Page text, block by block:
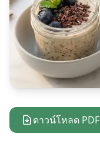
ดาวน์โหลด PDF